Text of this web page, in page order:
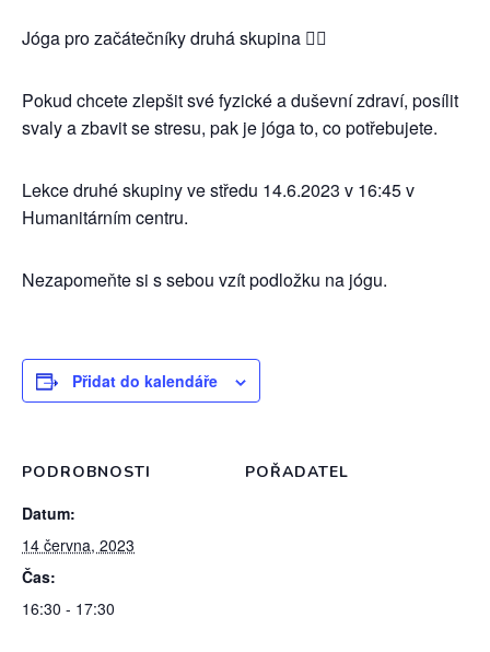
Jóga pro začátečníky druhá skupina 🧘‍♀️
Pokud chcete zlepšit své fyzické a duševní zdraví, posílit
svaly a zbavit se stresu, pak je jóga to, co potřebujete.
Lekce druhé skupiny ve středu 14.6.2023 v 16:45 v
Humanitárním centru.
Nezapomeňte si s sebou vzít podložku na jógu.
Přidat do kalendáře
PODROBNOSTI
Datum:
14 června, 2023
Čas:
16:30 - 17:30
POŘADATEL